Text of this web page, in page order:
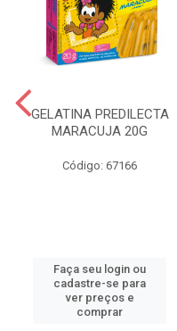
GELATINA PREDILECTA
MARACUJA 20G
Código: 67166
Faça seu login ou
cadastre-se para
ver preços e
comprar